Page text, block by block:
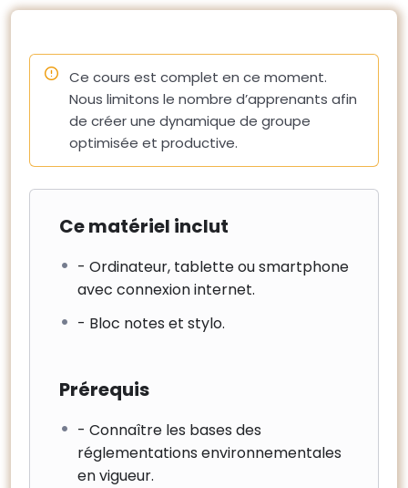
– Les conditions de travail (sécurité, cantonnement).
– La continuité de service, travaux en site occupé et
impacts des travaux sur la négociation des nouveaux
contrats.
– L’information des parties prenantes
Ce cours est complet en ce moment.
Nous limitons le nombre d’apprenants afin
de créer une dynamique de groupe
optimisée et productive.
Ce matériel inclut
- Ordinateur, tablette ou smartphone
avec connexion internet.
- Bloc notes et stylo.
Prérequis
- Connaître les bases des
réglementations environnementales
en vigueur.